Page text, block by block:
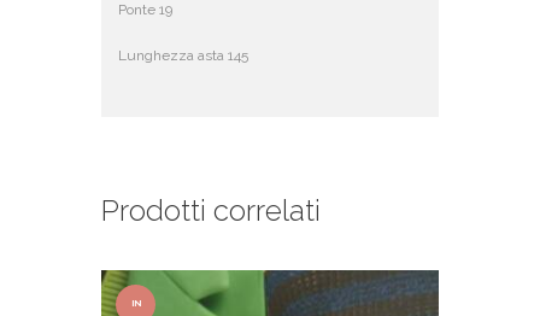
Ponte 19
Lunghezza asta 145
Prodotti correlati
IN